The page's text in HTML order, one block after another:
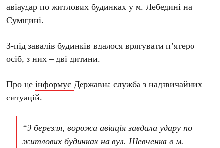
авіаудар по житлових будинках у м. Лебедині на
Сумщині.
З-під завалів будинків вдалося врятувати п’ятеро
осіб, з них – дві дитини.
Про цеінформуєДержавна служба з надзвичайних
ситуацій.
“9 березня, ворожа авіація завдала удару по
житлових будинках на вул. Шевченка в м.